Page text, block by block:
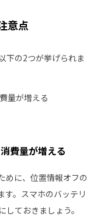
意点
下の2つが挙げられま
量が増える
費量が増える
めに、位置情報オフの
す。スマホのバッテリ
ておきましょう。